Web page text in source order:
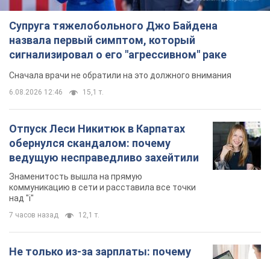
Супруга тяжелобольного Джо Байдена
назвала первый симптом, который
сигнализировал о его "агрессивном" раке
Сначала врачи не обратили на это должного внимания
6.08.2026 12:46 15,1 т.
Отпуск Леси Никитюк в Карпатах
обернулся скандалом: почему
ведущую несправедливо захейтили
Знаменитость вышла на прямую
коммуникацию в сети и расставила все точки
над "i"
7 часов назад 12,1 т.
Не только из-за зарплаты: почему